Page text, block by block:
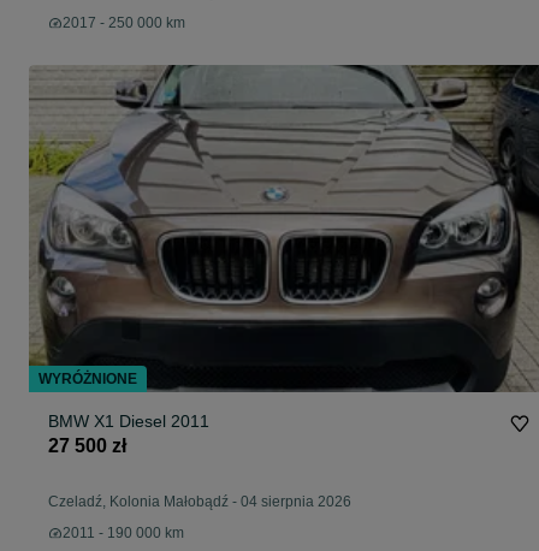
2017 - 250 000 km
BMW X1 Diesel 2011
27 500 zł
Czeladź, Kolonia Małobądź - 04 sierpnia 2026
2011 - 190 000 km
WYRÓŻNIONE